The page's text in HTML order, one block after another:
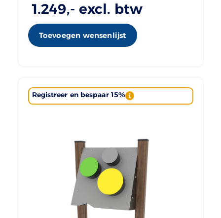
1.249,- excl. btw
Toevoegen wensenlijst
Registreer en bespaar 15%